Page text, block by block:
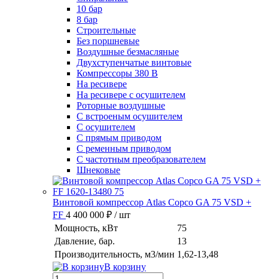
10 бар
8 бар
Cтроительные
Без поршневые
Воздушные безмасляные
Двухступенчатые винтовые
Компрессоры 380 В
На ресивере
На ресивере с осушителем
Роторные воздушные
С встроеным осушителем
С осушителем
С прямым приводом
С ременным приводом
С частотным преобразователем
Шнековые
Винтовой компрессор Atlas Copco GA 75 VSD +
FF 4 400 000 ₽ / шт
Мощность, кВт
75
Давление, бар.
13
Производительность, м3/мин 1,62-13,48
В корзину